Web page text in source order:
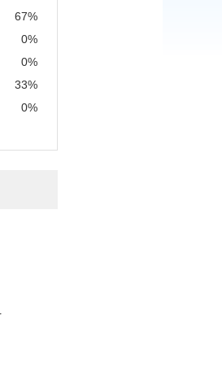
67%
0%
0%
33%
0%